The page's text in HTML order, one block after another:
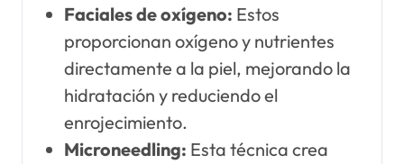
Faciales de oxígeno: Estos
proporcionan oxígeno y nutrientes
directamente a la piel, mejorando la
hidratación y reduciendo el
enrojecimiento.
Microneedling: Esta técnica crea